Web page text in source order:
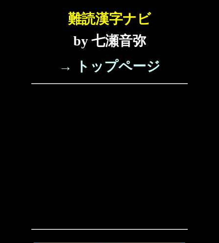
難読漢字ナビ
by 七瀬音弥
→ トップページ